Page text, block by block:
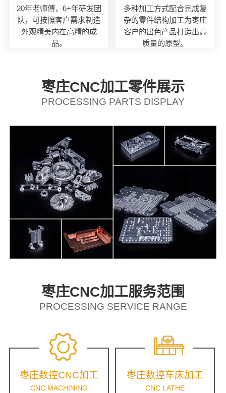
20年老师傅，6+年研发团
队，可按照客户需求制造
外观精美内在高精的成
品。
多种加工方式配合完成复
杂的零件结构加工为枣庄
客户的出色产品打造出高
质量的原型。
枣庄CNC加工零件展示
PROCESSING PARTS DISPLAY
枣庄CNC加工服务范围
PROCESSING SERVICE RANGE
枣庄数控CNC加工
CNC MACHINING
枣庄数控车床加工
CNC LATHE